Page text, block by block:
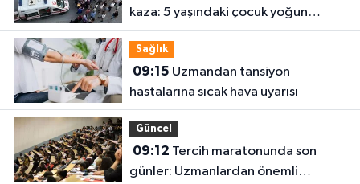
kaza: 5 yaşındaki çocuk yoğun
bakımda
Sağlık
09:15
hastalarına sıcak hava uyarısı
Güncel
09:12
günler: Uzmanlardan önemli